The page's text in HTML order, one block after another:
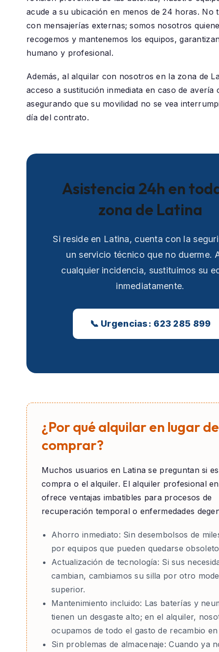
acude a su ubicación en menos de 24 horas. No
con mensajerías externas; somos nosotros
recogemos y mantenemos los equipos,
humano y profesional.
Además, al alquilar con nosotros en la zona de
acceso a sustitución inmediata en caso de avería
asegurando que su movilidad no se vea
día del contrato.
Asistencia 24h en
zona de Latina
Si reside en Latina, cuenta con la
un servicio técnico que no duerme.
cualquier incidencia, sustituimos su
inmediatamente.
📞 Urgencias: 623 285 899
¿Por qué alquilar en lugar de
comprar?
Muchos usuarios en Latina se preguntan si
compra o el alquiler. El alquiler profesional
ofrece ventajas imbatibles para procesos de
recuperación temporal o enfermedades
Ahorro inmediato: Sin desembolsos de
por equipos que pueden quedarse
Actualización de tecnología: Si sus
cambian, cambiamos su silla por otro
superior.
Mantenimiento incluido: Las baterías y
tienen un desgaste alto; en el alquiler,
ocupamos de todo el gasto de recambio
Sin problemas de almacenaje: Cuando ya